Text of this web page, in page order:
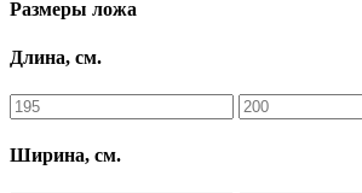
Размеры ложа
Длина, см.
Ширина, см.